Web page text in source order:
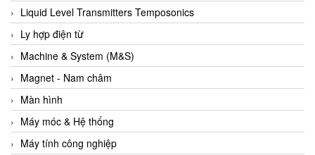
B&C Electronics
B&R
Babcok wilcox
Baelz Automatic Vietnam
Bahr Modultechnik Vietnam
Balluff
BamBo Vietnam
Liquid Level Transmitters Temposonics
Ly hợp điện từ
Machine & System (M&S)
Magnet - Nam châm
Màn hình
Máy móc & Hệ thống
Máy tính công nghiệp